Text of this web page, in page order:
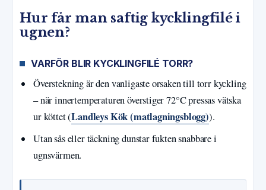
Hur får man saftig kycklingfilé i
ugnen?
VARFÖR BLIR KYCKLINGFILÉ TORR?
Överstekning är den vanligaste orsaken till torr kyckling
– när innertemperaturen överstiger 72°C pressas vätska
ur köttet (Landleys Kök (matlagningsblogg)).
Utan sås eller täckning dunstar fukten snabbare i
ugnsvärmen.